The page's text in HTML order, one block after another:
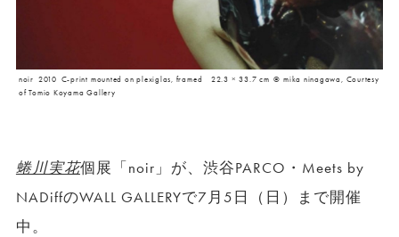
noir 2010 C-print mounted on plexiglas, framed 22.3 × 33.7 cm © mika ninagawa, Courtesy
of Tomio Koyama Gallery
蜷川実花個展「noir」が、渋谷PARCO・Meets by
NADiffのWALL GALLERYで7月5日（日）まで開催
中。